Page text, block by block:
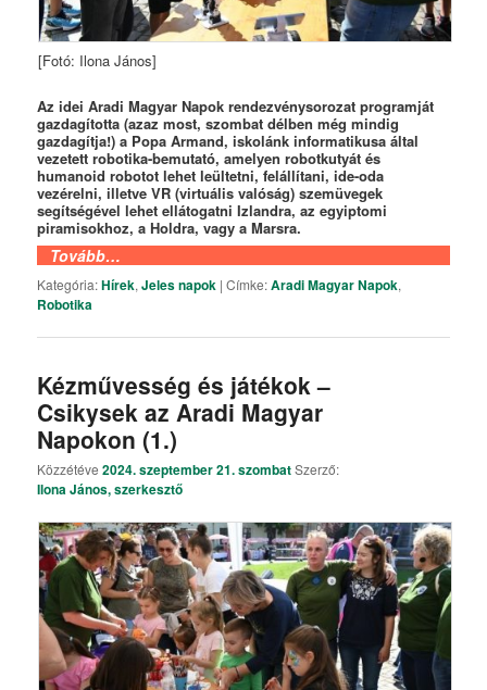
[Fotó: Ilona János]
Az idei Aradi Magyar Napok rendezvénysorozat programját
gazdagította (azaz most, szombat délben még mindig
gazdagítja!) a Popa Armand, iskolánk informatikusa által
vezetett robotika-bemutató, amelyen robotkutyát és
humanoid robotot lehet leültetni, felállítani, ide-oda
vezérelni, illetve VR (virtuális valóság) szemüvegek
segítségével lehet ellátogatni Izlandra, az egyiptomi
piramisokhoz, a Holdra, vagy a Marsra.
Tovább…
Kategória:Hírek,Jeles napok |Címke:Aradi Magyar Napok,
Robotika
Kézművesség és játékok –
Csikysek az Aradi Magyar
Napokon (1.)
Közzétéve2024. szeptember 21. szombatSzerző:
Ilona János, szerkesztő